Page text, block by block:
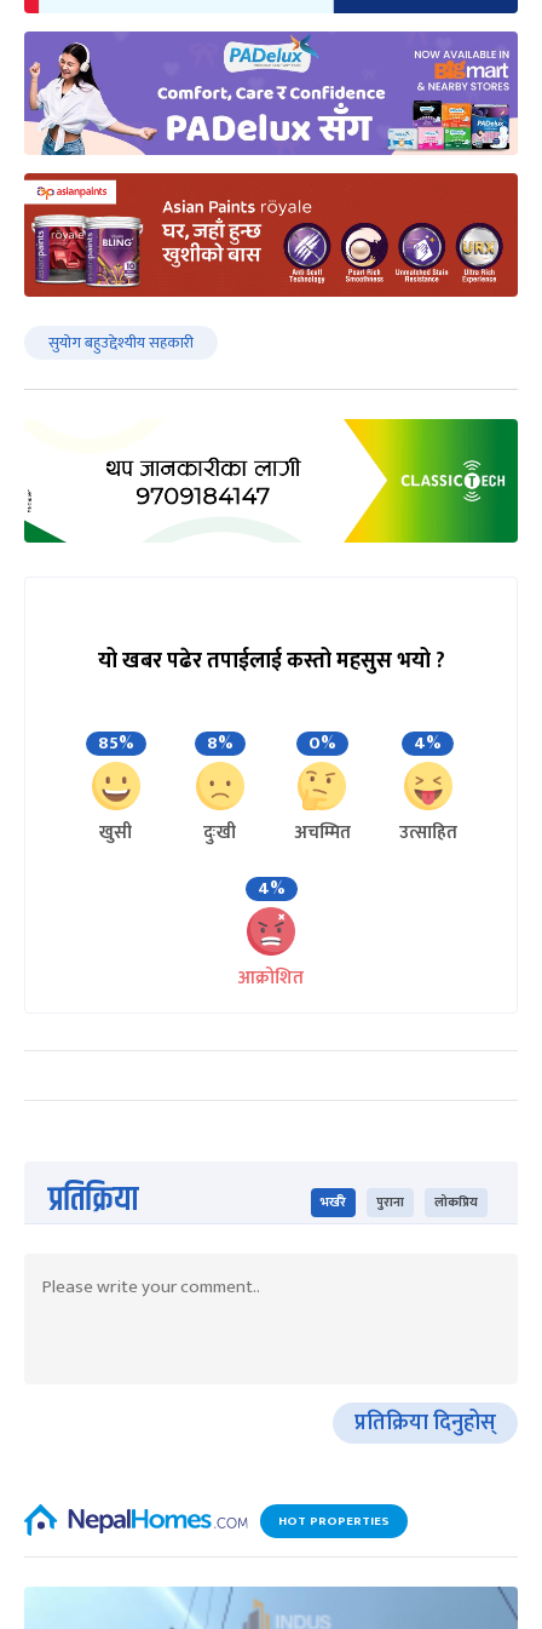
सुयोग बहुउद्देश्यीय सहकारी
यो खबर पढेर तपाईलाई कस्तो महसुस भयो ?
85%
खुसी
8%
दुःखी
0%
अचम्मित
4%
उत्साहित
4%
आक्रोशित
प्रतिक्रिया भर्खरै पुराना लोकप्रिय
प्रतिक्रिया दिनुहोस्
HOT PROPERTIES